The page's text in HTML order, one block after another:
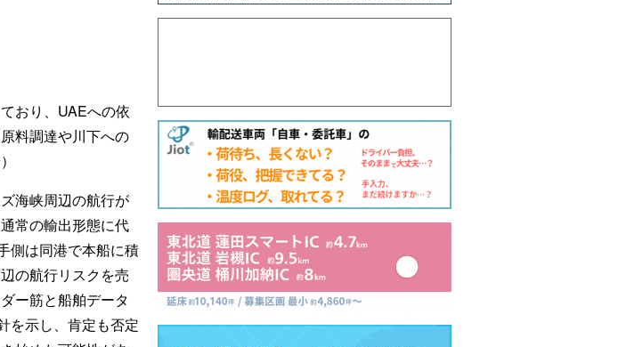
おり、UAEへの依
料調達や川下への
海峡周辺の航行が
常の輸出形態に代
側は同港で本船に積
の航行リスクを売
ー筋と船舶データ
を示し、肯定も否定